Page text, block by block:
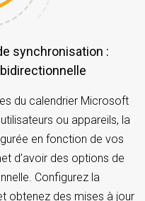
du calendrier Microsoft
ou appareils, la
en fonction de vos
d’avoir des options de
Configurez la
obtenez des mises à jour